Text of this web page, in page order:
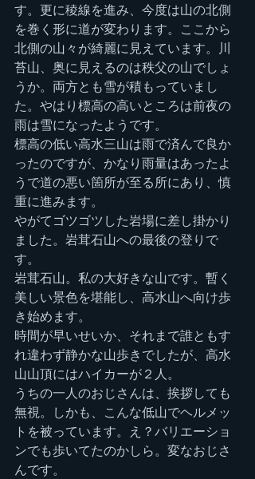
す。更に稜線を進み、今度は山の北側
を巻く形に道が変わります。ここから
北側の山々が綺麗に見えています。川
苔山、奥に見えるのは秩父の山でしょ
うか。両方とも雪が積もっていまし
た。やはり標高の高いところは前夜の
雨は雪になったようです。
標高の低い高水三山は雨で済んで良か
ったのですが、かなり雨量はあったよ
うで道の悪い箇所が至る所にあり、慎
重に進みます。
やがてゴツゴツした岩場に差し掛かり
ました。岩茸石山への最後の登りで
す。
岩茸石山。私の大好きな山です。暫く
美しい景色を堪能し、高水山へ向け歩
き始めます。
時間が早いせいか、それまで誰ともす
れ違わず静かな山歩きでしたが、高水
山山頂にはハイカーが２人。
うちの一人のおじさんは、挨拶しても
無視。しかも、こんな低山でヘルメッ
トを被っています。え？バリエーショ
ンでも歩いてたのかしら。変なおじさ
んです。